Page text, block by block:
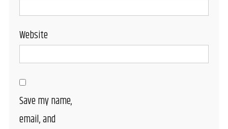
Website
Save my name,
email, and